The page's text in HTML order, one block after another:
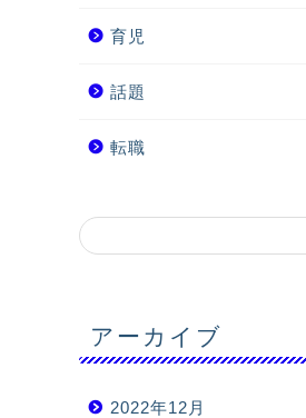
育児
話題
転職
アーカイブ
2022年12月